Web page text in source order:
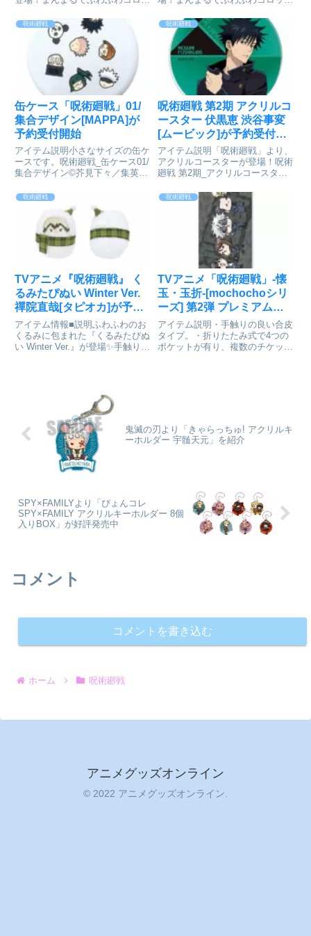
BIGは全長30cmの大ボリュー
ム！劇場版 呪術廻戦0 ふわコロ
りんBIG G ミゲル© 2021「劇場
版 呪術廻戦 ...
サイズは全長20cm！通常サイズ
の約2倍のボリュームです♪劇場
版 呪術廻戦0 ふわコロりんMsize
D パンダ© 202...
呪術廻戦
缶ケース「呪術廻戦」01/
集合デザイン[MAPPA]が
予約受付開始
アイテム説明小さなサイズの缶ケ
ースです。呪術廻戦_缶ケース01/
集合デザイン©芥見下々／集英
で探す
呪術廻戦
呪術廻戦 第2期 アクリルコ
ースター 伏黒恵 渋谷事変
[ムービック]が予約受付開
始
アイテム説明「呪術廻戦」より、
アクリルコースターが登場！呪術
廻戦 第2期_アクリルコースター
／集英社・呪術廻戦製作委員会
colleizeで探す
呪術廻戦
TVアニメ『呪術廻戦』 く
るみたぴぬい Winter Ver.
禪院直哉[タピオカ]が予約
受付中
アイテム情報■説明ふわふわのお
くるみに包まれた『くるみたぴぬ
い Winter Ver.』が登場✨手触りの
呪術廻戦
TVアニメ「呪術廻戦」-懐
玉・玉折-[mochochoシリ
ーズ] 第2弾 プレミアムチ
ケットケース Mocho-YB
集合が予約受付開始
アイテム説明・手触りの良い合皮
タイプ。・折りたたみ式で4つの
ポケットが有り、複数のチケット
鬼滅の刃より「きゃらっちゅ! アクリルキ
ーホルダー 宇髄天元」を紹介
SPY×FAMILYより「ぴょんコレ
SPY×FAMILY アクリルキーホルダー 8個
入りBOX」が好評発売中
コメント
コメントを書き込む
ホーム 呪術廻戦
アニメグッズオンライン
© 2022 アニメグッズオンライン.